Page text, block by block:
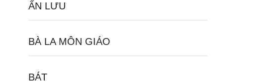
ẨN LƯU
BÀ LA MÔN GIÁO
BÁT